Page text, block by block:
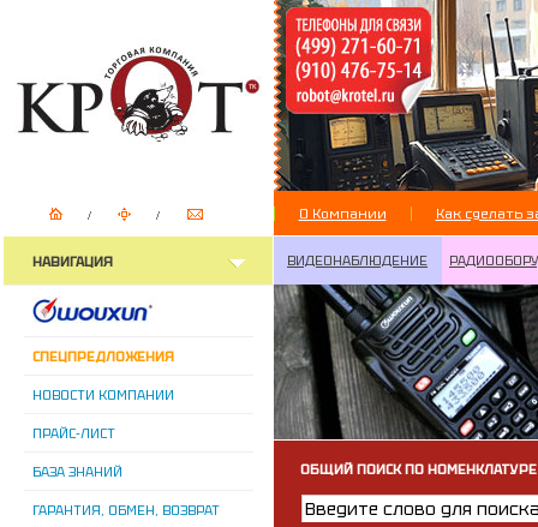
О Компании Как сделать
НАВИГАЦИЯ
СПЕЦПРЕДЛОЖЕНИЯ
НОВОСТИ КОМПАНИИ
ПРАЙС-ЛИСТ
БАЗА ЗНАНИЙ
ГАРАНТИЯ, ОБМЕН, ВОЗВРАТ
ВИДЕОНАБЛЮДЕНИЕ
ОБЩИЙ ПОИСК ПО НОМЕНКЛАТУРЕ